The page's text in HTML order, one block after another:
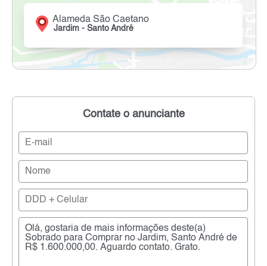
Alameda São Caetano
Jardim - Santo André
Contate o anunciante